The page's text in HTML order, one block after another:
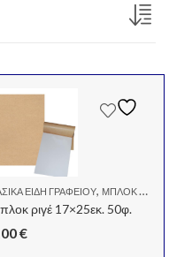
ΕΊΔΗ ΓΡΑΦΕΊΟΥ, ΜΠΛΟΚ - ΣΗΜΕΙΩΜΑΤΆΡΙΑ
ριγέ 17×25εκ. 50φ.
€